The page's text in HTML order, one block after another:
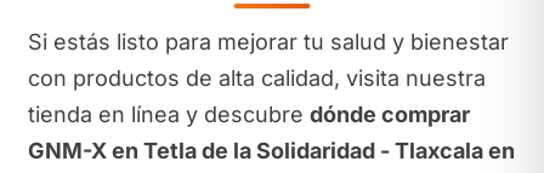
Si estás listo para mejorar tu salud y bienestar
con productos de alta calidad, visita nuestra
tienda en línea y descubre dónde comprar
GNM-X en Tetla de la Solidaridad - Tlaxcala en